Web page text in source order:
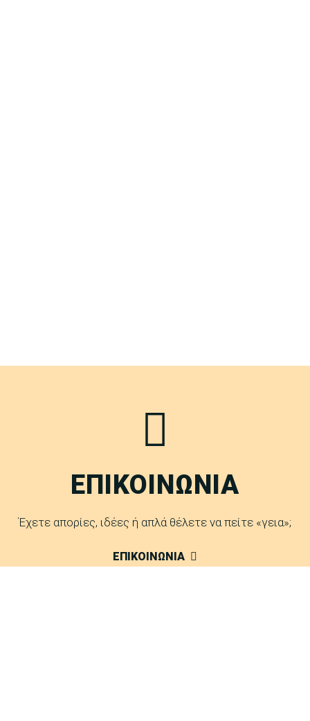
ΕΠΙΚΟΙΝΩΝΙΑ
Έχετε απορίες, ιδέες ή απλά θέλετε να πείτε «γεια»;
ΕΠΙΚΟΙΝΩΝΙΑ